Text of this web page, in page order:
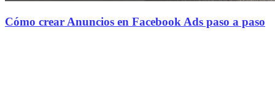
Cómo crear Anuncios en Facebook Ads paso a paso